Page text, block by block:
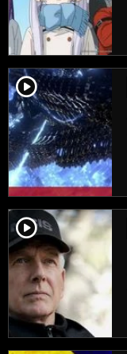
player2
player2